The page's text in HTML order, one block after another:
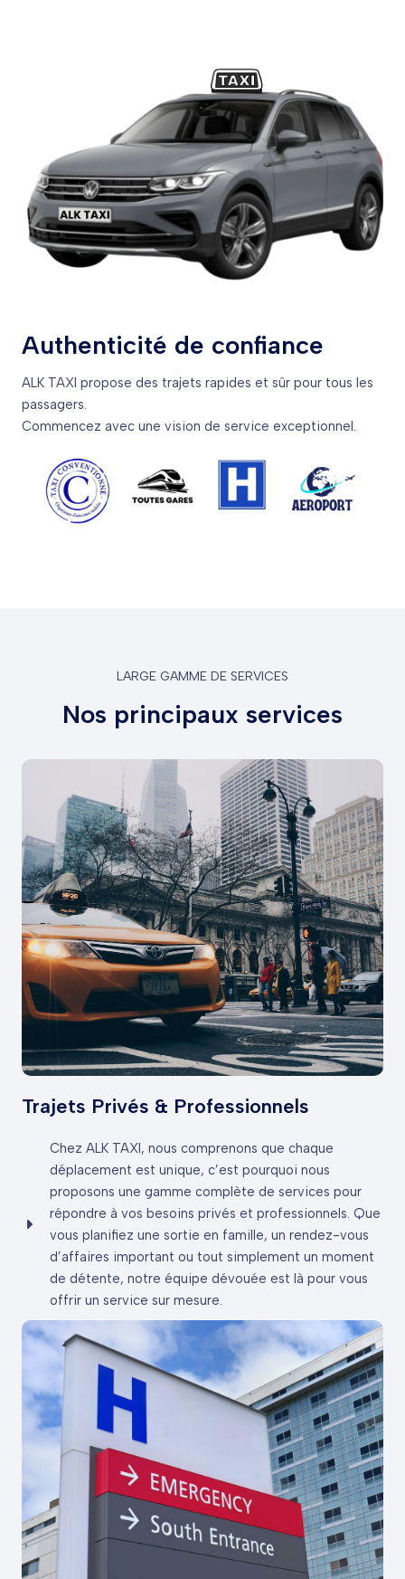
Authenticité de confiance
ALK TAXI propose des trajets rapides et sûr pour tous les
passagers.
Commencez avec une vision de service exceptionnel.
LARGE GAMME DE SERVICES
Nos principaux services
Trajets Privés & Professionnels
Chez ALK TAXI, nous comprenons que chaque
déplacement est unique, c’est pourquoi nous
proposons une gamme complète de services pour
répondre à vos besoins privés et professionnels. Que
vous planifiez une sortie en famille, un rendez-vous
d’affaires important ou tout simplement un moment
de détente, notre équipe dévouée est là pour vous
offrir un service sur mesure.